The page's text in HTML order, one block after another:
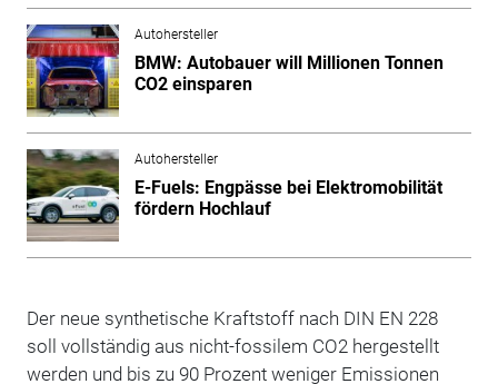
Autohersteller
BMW: Autobauer will Millionen Tonnen
CO2 einsparen
Autohersteller
E-Fuels: Engpässe bei Elektromobilität
fördern Hochlauf
Der neue synthetische Kraftstoff nach DIN EN 228
soll vollständig aus nicht-fossilem CO2 hergestellt
werden und bis zu 90 Prozent weniger Emissionen